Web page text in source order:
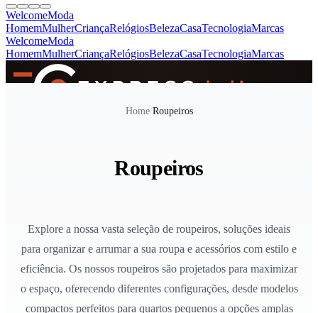
WelcomeModa
HomemMulherCriançaRelógiosBelezaCasaTecnologiaMarcas
WelcomeModa
HomemMulherCriançaRelógiosBelezaCasaTecnologiaMarcas
Home/Roupeiros
Roupeiros
Explore a nossa vasta seleção de roupeiros, soluções ideais
para organizar e arrumar a sua roupa e acessórios com estilo e
eficiência. Os nossos roupeiros são projetados para maximizar
o espaço, oferecendo diferentes configurações, desde modelos
compactos perfeitos para quartos pequenos a opções amplas